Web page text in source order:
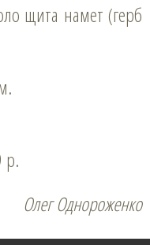
щита намет (герб
р.
Олег Однороженко